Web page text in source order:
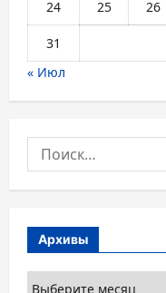
24 25 26
31
« Июл
Найти:
Архивы
Архивы